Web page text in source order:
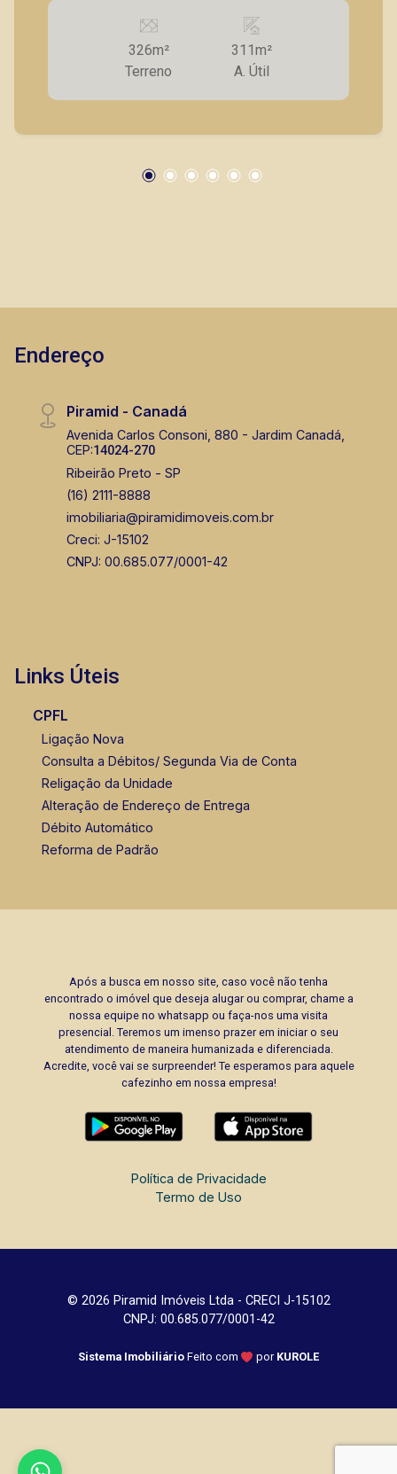
congelamento e 1 para resfriamento; -
Mezanino; - Casa aos fundos com 70M² que dá
para fazer de depósito; - Imóvel em ótima
localização, ótimo para comércios,
supermercados e afins. A Piramid tem como
segurança, em locação, vendas de imóveis
lançamentos da cidade de Ribeirão Preto.
326m²
Terreno
311m²
A. Útil
Endereço
Piramid - Canadá
Avenida Carlos Consoni, 880 - Jardim Canadá,
CEP:14024-270
Ribeirão Preto - SP
(16) 2111-8888
imobiliaria@piramidimoveis.com.br
Creci: J-15102
CNPJ: 00.685.077/0001-42
Links Úteis
CPFL
Ligação Nova
Consulta a Débitos/ Segunda Via de Conta
Religação da Unidade
Alteração de Endereço de Entrega
Débito Automático
Reforma de Padrão
Após a busca em nosso site, caso você não tenha
encontrado o imóvel que deseja alugar ou comprar, chame a
nossa equipe no whatsapp ou faça-nos uma visita
presencial. Teremos um imenso prazer em iniciar o seu
atendimento de maneira humanizada e diferenciada.
Acredite, você vai se surpreender! Te esperamos para aquele
cafezinho em nossa empresa!
Política de Privacidade
Termo de Uso
© 2026 Piramid Imóveis Ltda - CRECI J-15102
CNPJ: 00.685.077/0001-42
Sistema Imobiliário Feito com por KUROLE